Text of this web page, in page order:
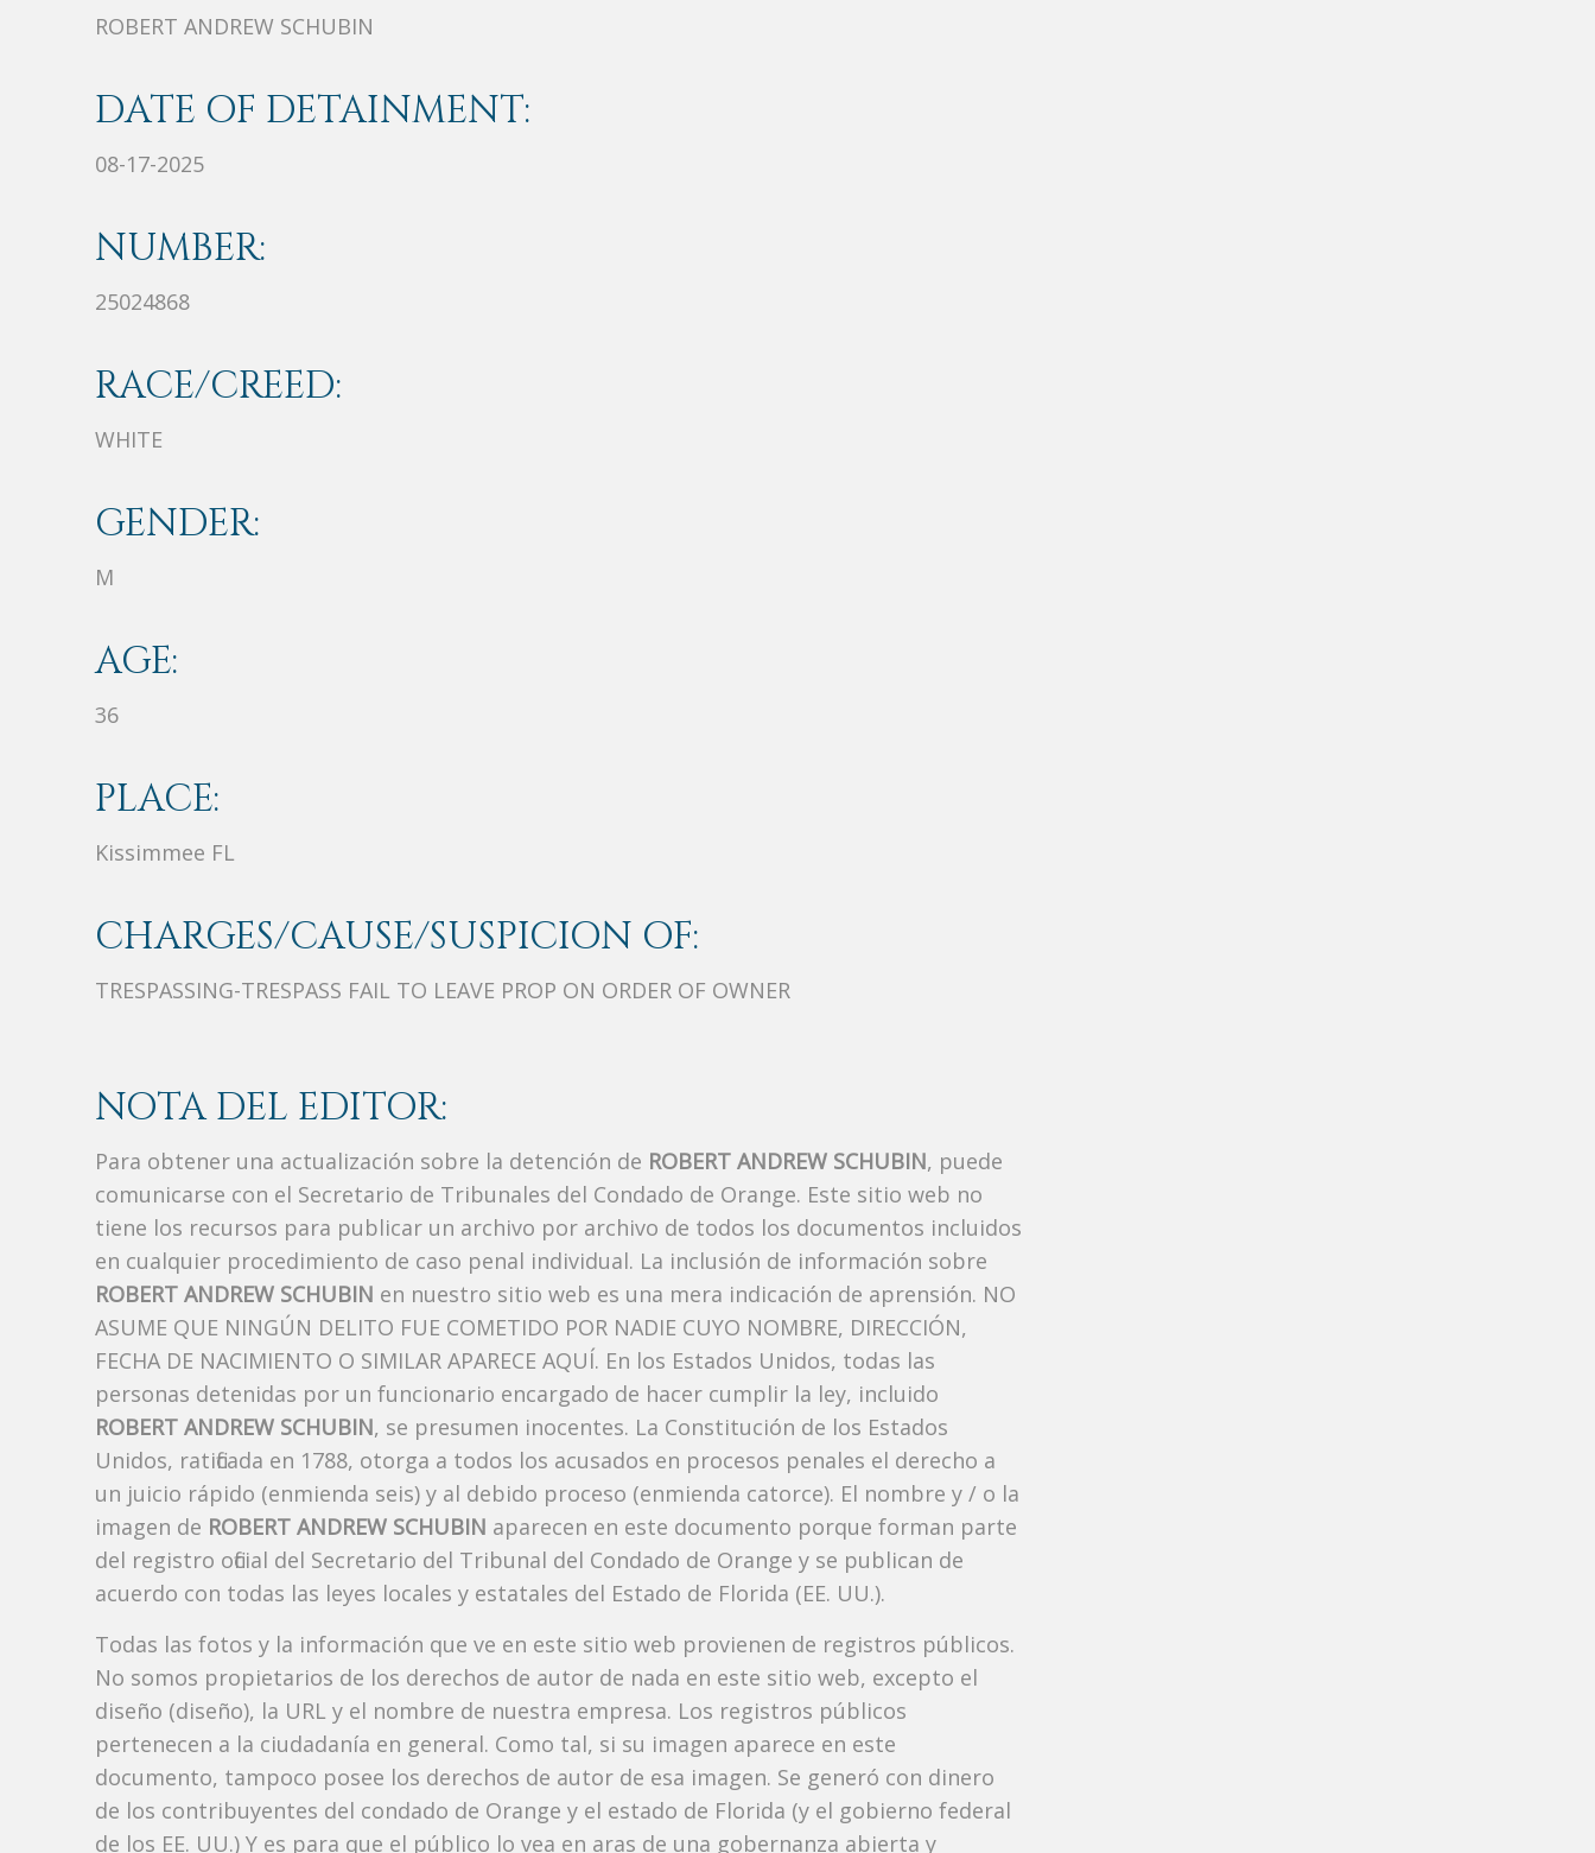
ROBERT ANDREW SCHUBIN
DATE OF DETAINMENT:
08-17-2025
NUMBER:
25024868
RACE/CREED:
WHITE
GENDER:
M
AGE:
36
PLACE:
Kissimmee FL
CHARGES/CAUSE/SUSPICION OF:
TRESPASSING-TRESPASS FAIL TO LEAVE PROP ON ORDER OF OWNER
NOTA DEL EDITOR:
Para obtener una actualización sobre la detención de ROBERT ANDREW SCHUBIN, puede
comunicarse con el Secretario de Tribunales del Condado de Orange. Este sitio web no
tiene los recursos para publicar un archivo por archivo de todos los documentos incluidos
en cualquier procedimiento de caso penal individual. La inclusión de información sobre
ROBERT ANDREW SCHUBIN en nuestro sitio web es una mera indicación de aprensión. NO
ASUME QUE NINGÚN DELITO FUE COMETIDO POR NADIE CUYO NOMBRE, DIRECCIÓN,
FECHA DE NACIMIENTO O SIMILAR APARECE AQUÍ. En los Estados Unidos, todas las
personas detenidas por un funcionario encargado de hacer cumplir la ley, incluido
ROBERT ANDREW SCHUBIN, se presumen inocentes. La Constitución de los Estados
Unidos, ratificada en 1788, otorga a todos los acusados ​​en procesos penales el derecho a
un juicio rápido (enmienda seis) y al debido proceso (enmienda catorce). El nombre y / o la
imagen de ROBERT ANDREW SCHUBIN aparecen en este documento porque forman parte
del registro oficial del Secretario del Tribunal del Condado de Orange y se publican de
acuerdo con todas las leyes locales y estatales del Estado de Florida (EE. UU.).
Todas las fotos y la información que ve en este sitio web provienen de registros públicos.
No somos propietarios de los derechos de autor de nada en este sitio web, excepto el
diseño (diseño), la URL y el nombre de nuestra empresa. Los registros públicos
pertenecen a la ciudadanía en general. Como tal, si su imagen aparece en este
documento, tampoco posee los derechos de autor de esa imagen. Se generó con dinero
de los contribuyentes del condado de Orange y el estado de Florida (y el gobierno federal
de los EE. UU.) Y es para que el público lo vea en aras de una gobernanza abierta y